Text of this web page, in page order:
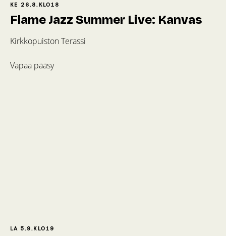
KE 26.8. KLO18
Flame Jazz Summer Live: Kanvas
Kirkkopuiston Terassi
Vapaa pääsy
LA 5.9. KLO19